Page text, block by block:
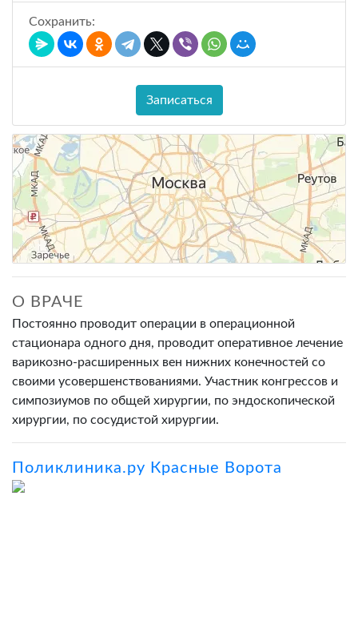
Сохранить:
Записаться
О ВРАЧЕ
Постоянно проводит операции в операционной
стационара одного дня, проводит оперативное лечение
варикозно-расширенных вен нижних конечностей со
своими усовершенствованиями. Участник конгрессов и
симпозиумов по общей хирургии, по эндоскопической
хирургии, по сосудистой хирургии.
Поликлиника.ру Красные Ворота